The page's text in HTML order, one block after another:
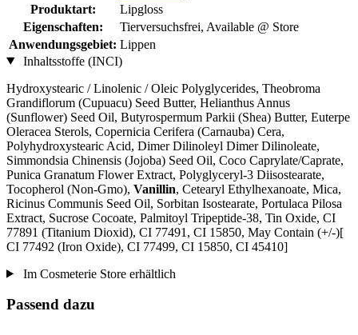
Produktart:
Lipgloss
Eigenschaften:
Tierversuchsfrei, Available @ Store
Anwendungsgebiet: Lippen
Inhaltsstoffe (INCI)
Hydroxystearic / Linolenic / Oleic Polyglycerides, Theobroma
Grandiflorum (Cupuacu) Seed Butter, Helianthus Annus
(Sunflower) Seed Oil, Butyrospermum Parkii (Shea) Butter, Euterpe
Oleracea Sterols, Copernicia Cerifera (Carnauba) Cera,
Polyhydroxystearic Acid, Dimer Dilinoleyl Dimer Dilinoleate,
Simmondsia Chinensis (Jojoba) Seed Oil, Coco Caprylate/Caprate,
Punica Granatum Flower Extract, Polyglyceryl-3 Diisostearate,
Tocopherol (Non-Gmo), Vanillin, Cetearyl Ethylhexanoate, Mica,
Ricinus Communis Seed Oil, Sorbitan Isostearate, Portulaca Pilosa
Extract, Sucrose Cocoate, Palmitoyl Tripeptide-38, Tin Oxide, CI
77891 (Titanium Dioxid), CI 77491, CI 15850, May Contain (+/-)[
CI 77492 (Iron Oxide), CI 77499, CI 15850, CI 45410]
Im Cosmeterie Store erhältlich
Passend dazu